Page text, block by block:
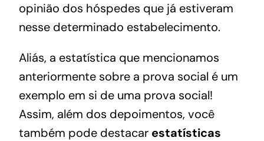
opinião dos hóspedes que já estiveram
nesse determinado estabelecimento.
Aliás, a estatística que mencionamos
anteriormente sobre a prova social é um
exemplo em si de uma prova social!
Assim, além dos depoimentos, você
também pode destacar estatísticas